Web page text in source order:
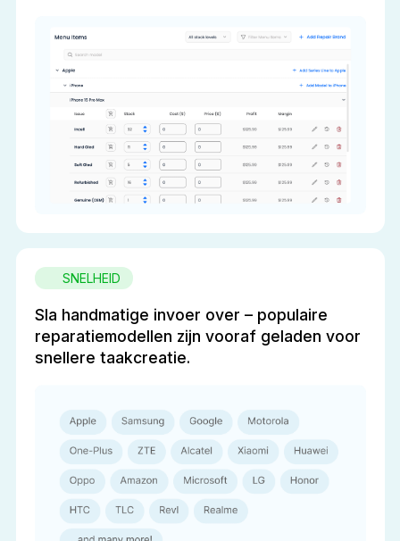
SNELHEID
Sla handmatige invoer over – populaire
reparatiemodellen zijn vooraf geladen voor
snellere taakcreatie.